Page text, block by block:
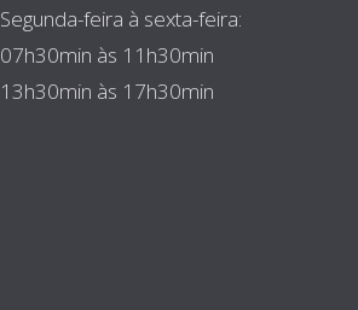
Segunda-feira à sexta-feira:
07h30min às 11h30min
13h30min às 17h30min